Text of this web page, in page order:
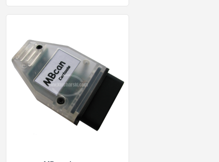
ФРЕЗИ КЛЮЧАРСКИ
КЛЮЧАРСКИ МАШИНИ
КЛЮЧАРСКИ УСЛУГИ
ИМОБИЛАЙЗЕРИ